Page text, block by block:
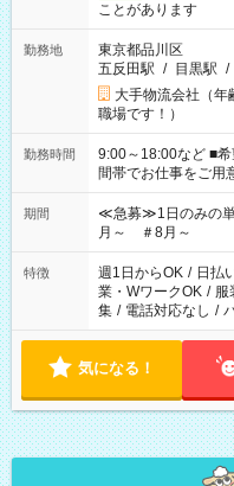
ことがあります
勤務地
東京都品川区
五反田駅 / 目黒駅 /
大手物流会社（年
職場です！）
勤務時間
9:00～18:00など ■希望の時
間帯でお仕事をご用
17:00～22:00 13:00
期間
≪急募≫1日のみの
月～ ＃8月～
特徴 週1日からOK / 日払
業・WワークOK / 服
集 / 電話対応なし /
気になる！